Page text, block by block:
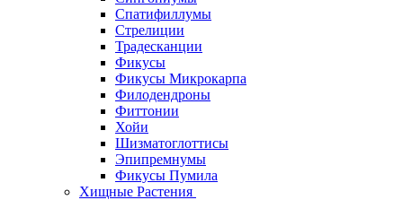
Спатифиллумы
Стрелиции
Традесканции
Фикусы
Фикусы Микрокарпа
Филодендроны
Фиттонии
Хойи
Шизматоглоттисы
Эпипремнумы
Фикусы Пумила
Хищные Растения